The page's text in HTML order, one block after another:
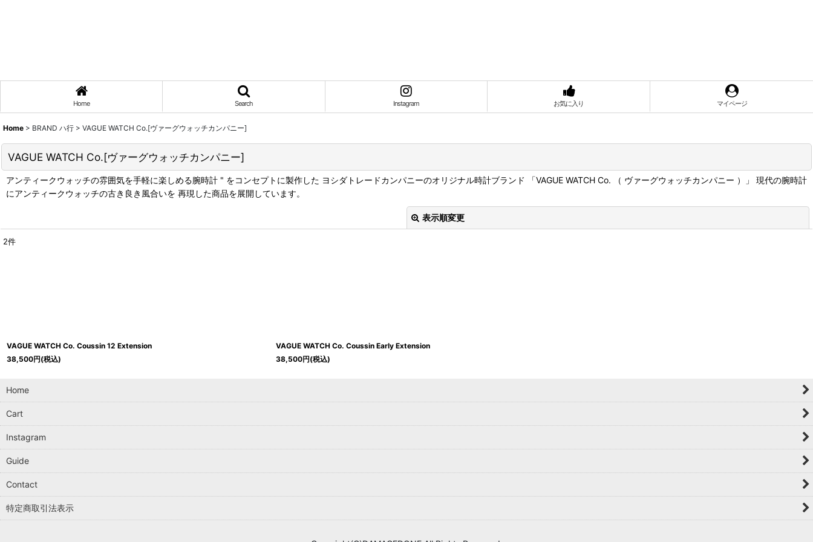
Home Search Instagram お気に入り マイページ
Home > BRAND ハ行 > VAGUE WATCH Co.[ヴァーグウォッチカンパニー]
VAGUE WATCH Co.[ヴァーグウォッチカンパニー]
アンティークウォッチの雰囲気を手軽に楽しめる腕時計 " をコンセプトに製作した ヨシダトレードカンパニーのオリジナル時計ブランド 「VAGUE WATCH Co. （ ヴァーグウォッチカンパニー ）」 現代の腕時計
にアンティークウォッチの古き良き風合いを 再現した商品を展開しています。
表示順変更
2件
VAGUE WATCH Co. Coussin 12 Extension
38,500円(税込)
VAGUE WATCH Co. Coussin Early Extension
38,500円(税込)
Home
Cart
Instagram
Guide
Contact
特定商取引法表示